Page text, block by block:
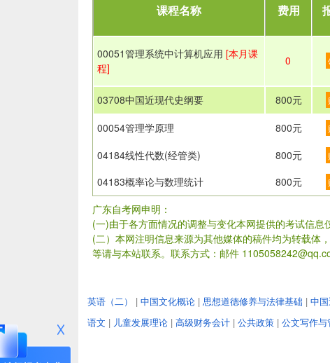
课程名称 费用
00051管理系统中计算机应用 [本月课
程]
0
03708中国近现代史纲要 800元
00054管理学原理 800元
04184线性代数(经管类) 800元
04183概率论与数理统计 800元
广东自考网申明：
(一)由于各方面情况的调整与变化本网提供的考试信息
(二）本网注明信息来源为其他媒体的稿件均为转载体
等请与本站联系。联系方式：邮件
英语（二） | 中国文化概论 | 思想道德修养与法律基础 | 中
语文 | 儿童发展理论 | 高级财务会计 | 公共政策 | 公文写作与